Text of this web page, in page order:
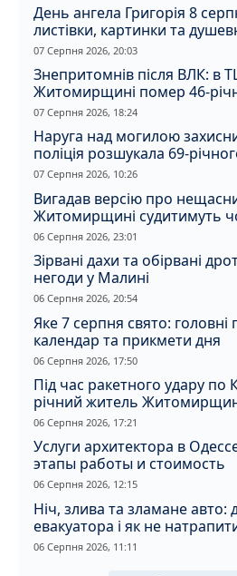
День ангела Григорія 8
листівки, картинки та
07 Серпня 2026, 20:03
Знепритомнів після ВЛК: в
Житомирщині помер 46-
07 Серпня 2026, 18:24
Наруга над могилою
поліція розшукала 69-
07 Серпня 2026, 10:26
Вигадав версію про
Житомирщині судитимуть
вбивство співмешканки
06 Серпня 2026, 23:01
Зірвані дахи та обірвані
негоди у Малині
06 Серпня 2026, 20:54
Яке 7 серпня свято: головні
календар та прикмети дня
06 Серпня 2026, 17:50
Під час ракетного удару по
річний житель
06 Серпня 2026, 17:21
Услуги архитектора в
этапы работы и стоимость
06 Серпня 2026, 12:15
Ніч, злива та зламане
евакуатора і як не
06 Серпня 2026, 11:11